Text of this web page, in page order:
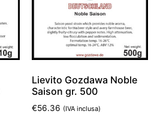
Lievito Gozdawa Noble
Saison gr. 500
€56.36 (IVA inclusa)